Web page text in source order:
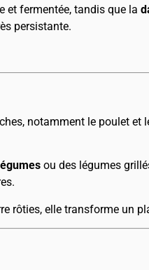
fermentée, tandis que la
persistante.
notamment le poulet
ou des légumes
rôties, elle transforme un